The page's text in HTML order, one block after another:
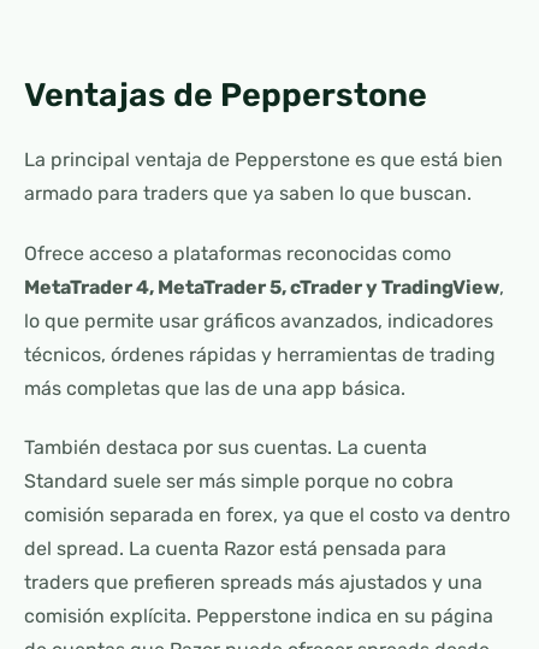
Ventajas de Pepperstone
La principal ventaja de Pepperstone es que está bien
armado para traders que ya saben lo que buscan.
Ofrece acceso a plataformas reconocidas como
MetaTrader 4, MetaTrader 5, cTrader y TradingView,
lo que permite usar gráficos avanzados, indicadores
técnicos, órdenes rápidas y herramientas de trading
más completas que las de una app básica.
También destaca por sus cuentas. La cuenta
Standard suele ser más simple porque no cobra
comisión separada en forex, ya que el costo va dentro
del spread. La cuenta Razor está pensada para
traders que prefieren spreads más ajustados y una
comisión explícita. Pepperstone indica en su página